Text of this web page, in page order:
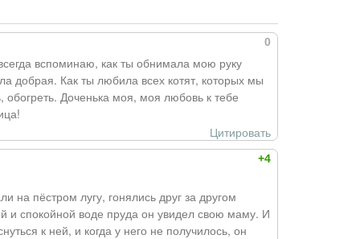
0
вспоминаю, как ты обнимала мою руку
добрая. Как ты любила всех котят, которых мы
Доченька моя, моя любовь к тебе
Цитировать
+4
на пёстром лугу, гонялись друг за другом
и спокойной воде пруда он увидел свою маму. И
к ней, и когда у него не получилось, он